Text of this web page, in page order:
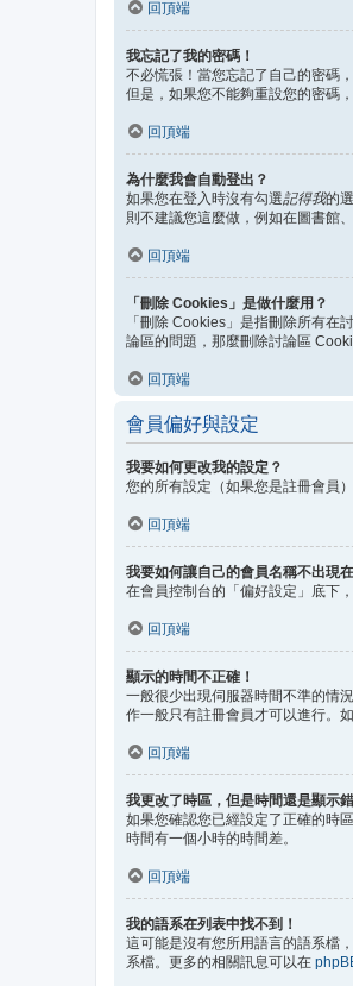
回頂端
我忘記了我的密碼！
不必慌張！當您忘記了自己的密碼
但是，如果您不能夠重設您的密碼
回頂端
為什麼我會自動登出？
如果您在登入時沒有勾選記得我的
則不建議您這麼做，例如在圖書館
回頂端
「刪除 Cookies」是做什麼用？
「刪除 Cookies」是指刪除所有
論區的問題，那麼刪除討論區
回頂端
會員偏好與設定
我要如何更改我的設定？
您的所有設定（如果您是註冊會員
回頂端
我要如何讓自己的會員名稱不出現
在會員控制台的「偏好設定」底下
回頂端
顯示的時間不正確！
一般很少出現伺服器時間不準的情
作一般只有註冊會員才可以進行。
回頂端
我更改了時區，但是時間還是顯示錯
如果您確認您已經設定了正確的時
時間有一個小時的時間差。
回頂端
我的語系在列表中找不到！
這可能是沒有您所用語言的語系檔
系檔。更多的相關訊息可以在